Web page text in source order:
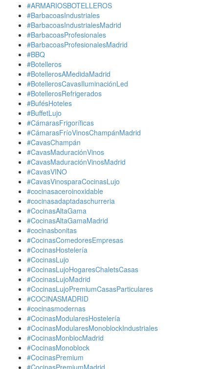
#ARMARIOSBOTELLEROS
#BarbacoasIndustriales
#BarbacoasIndustrialesMadrid
#BarbacoasProfesionales
#BarbacoasProfesionalesMadrid
#BBQ
#Botelleros
#BotellerosAMedidaMadrid
#BotellerosCavasIluminaciónLed
#BotellerosRefrigerados
#BufésHoteles
#BuffetLujo
#CámarasFrigoríficas
#CámarasFríoVinosChampánMadrid
#CavasChampán
#CavasMaduraciónVinos
#CavasMaduraciónVinosMadrid
#CavasVINO
#CavasVinosparaCocinasLujo
#cocinasaceroinoxidable
#cocinasadaptadaschurreria
#CocinasAltaGama
#CocinasAltaGamaMadrid
#cocinasbonitas
#CocinasComedoresEmpresas
#CocinasHostelería
#CocinasLujo
#CocinasLujoHogaresChaletsCasas
#CocinasLujoMadrid
#CocinasLujoPremiumCasasParticulares
#COCINASMADRID
#cocinasmodernas
#CocinasModularesHostelería
#CocinasModularesMonoblockIndustriales
#CocinasMonblocMadrid
#CocinasMonoblock
#CocinasPremium
#CocinasPremiumMadrid